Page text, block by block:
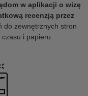
w aplikacji o wizę
recenzją przez
do zewnętrznych stron
i papieru.